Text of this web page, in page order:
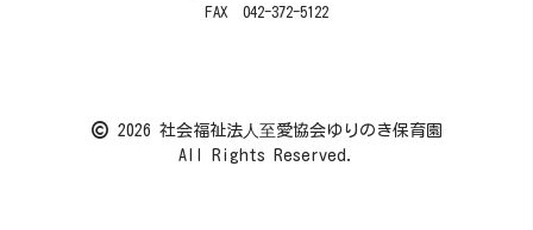
FAX 042-372-5122
2026 社会福祉法⼈⾄愛協会ゆりのき保育園
All Rights Reserved.